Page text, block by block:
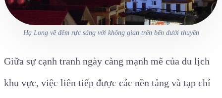
Hạ Long về đêm rực sáng với không gian trên bến dưới thuyền
Giữa sự cạnh tranh ngày càng mạnh mẽ của du lịch
khu vực, việc liên tiếp được các nền tảng và tạp chí